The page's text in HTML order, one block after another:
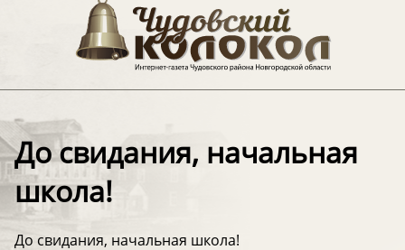
До свидания, начальная
школа!
До свидания, начальная школа!